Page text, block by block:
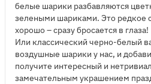
белые шарики разбавляются
зелеными шариками. Это редкое
хорошо – сразу бросается в глаза!
Или классический черно-белый
воздушные шарики у нас, и
получите интересный и
замечательным украшением